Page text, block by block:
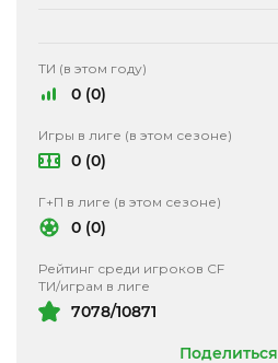
Поделиться
ТИ (в этом году)
0 (0)
Игры в лиге (в этом сезоне)
0 (0)
Г+П в лиге (в этом сезоне)
0 (0)
Рейтинг среди игроков CF
ТИ/играм в лиге
7078/10871